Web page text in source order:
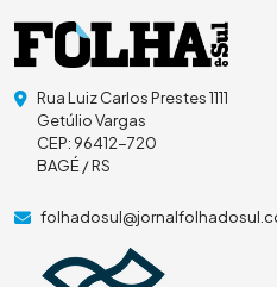
Rua Luiz Carlos Prestes 1111
Getúlio Vargas
CEP: 96412-720
BAGÉ / RS